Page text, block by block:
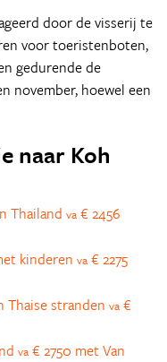
door de visserij te
voor toeristenboten,
gedurende de
november, hoewel een
naar Koh
Thailand va € 2456
kinderen va € 2275
Thaise stranden va €
va € 2750 met Van